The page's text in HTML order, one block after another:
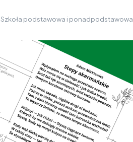
Szkoła podstawowa i ponadpodstawowa